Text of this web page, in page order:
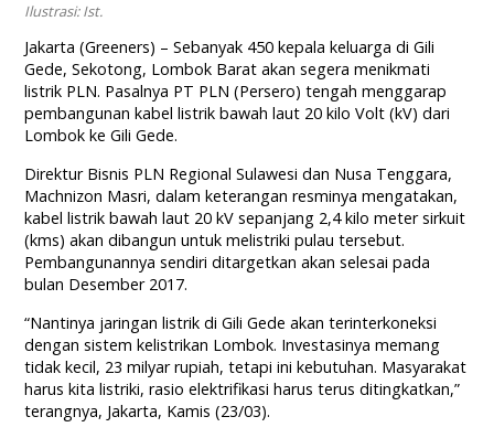
Ilustrasi: Ist.
Jakarta (Greeners) – Sebanyak 450 kepala keluarga di Gili
Gede, Sekotong, Lombok Barat akan segera menikmati
listrik PLN. Pasalnya PT PLN (Persero) tengah menggarap
pembangunan kabel listrik bawah laut 20 kilo Volt (kV) dari
Lombok ke Gili Gede.
Direktur Bisnis PLN Regional Sulawesi dan Nusa Tenggara,
Machnizon Masri, dalam keterangan resminya mengatakan,
kabel listrik bawah laut 20 kV sepanjang 2,4 kilo meter sirkuit
(kms) akan dibangun untuk melistriki pulau tersebut.
Pembangunannya sendiri ditargetkan akan selesai pada
bulan Desember 2017.
“Nantinya jaringan listrik di Gili Gede akan terinterkoneksi
dengan sistem kelistrikan Lombok. Investasinya memang
tidak kecil, 23 milyar rupiah, tetapi ini kebutuhan. Masyarakat
harus kita listriki, rasio elektrifikasi harus terus ditingkatkan,”
terangnya, Jakarta, Kamis (23/03).